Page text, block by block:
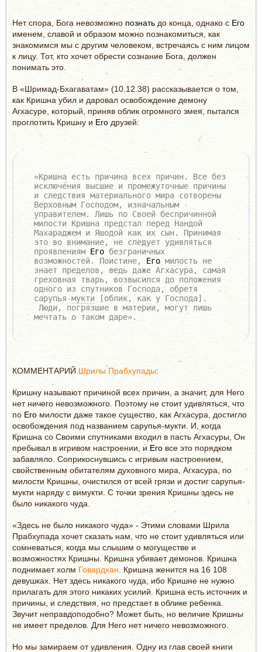
Нет спора, Бога невозможно познать до конца, однако с Его
именем, славой и образом можно познакомиться, как
знакомимся мы с другим человеком, встречаясь с ним лицом
к лицу. Тот, кто хочет обрести сознание Бога, должен
понимать это.
В «Шримад-Бхагаватам» (10.12.38) рассказывается о том,
как Кришна убил и даровал освобождение демону
Агхасуре, который, приняв облик огромного змея, пытался
проглотить Кришну и Его друзей:
«Кришна есть причина всех причин. Все без
исключения высшие и промежуточные причины
и следствия материального мира сотворены
Верховным Господом, изначальным
управителем. Лишь по Своей беспричинной
милости Кришна предстал перед Нандой
Махараджем и Яшодой как их сын. Принимая
это во внимание, не следует удивляться
проявлениям Его безграничных
возможностей. Поистине, Его милость не
знает пределов, ведь даже Агхасура, самая
греховная тварь, возвысился до положения
одного из спутников Господа, обретя
сарупья-мукти [облик, как у Господа].
Люди, погрязшие в материи, могут лишь
мечтать о таком даре».
КОММЕНТАРИЙ Шрилы Прабхупады:
Кришну называют причиной всех причин, а значит, для Него
нет ничего невозможного. Поэтому не стоит удивляться, что
по Его милости даже такое существо, как Агхасура, достигло
освобождения под названием сарупья-мукти. И, когда
Кришна со Своими спутниками входил в пасть Агхасуры, Он
пребывал в игривом настроении, и Его все это порядком
забавляло. Соприкоснувшись с игривым настроением,
свойственным обитателям духовного мира, Агхасура, по
милости Кришны, очистился от всей грязи и достиг сарупья-
мукти наряду с вимукти. С точки зрения Кришны здесь не
было никакого чуда.
«Здесь не было никакого чуда» - Этими словами Шрила
Прабхупада хочет сказать нам, что не стоит удивляться или
сомневаться, когда мы слышим о могуществе и
возможностях Кришны. Кришна убивает демонов. Кришна
поднимает холм Говардхан . Кришна женится на 16 108
девушках. Нет здесь никакого чуда, ибо Кришне не нужно
прилагать для этого никаких усилий. Кришна есть источник и
причины, и следствия, но предстает в облике ребенка.
Звучит неправдоподобно? Может быть, но величие Кришны
не имеет пределов. Для Него нет ничего невозможного.
Но мы замираем от удивления. Одну из глав своей книги